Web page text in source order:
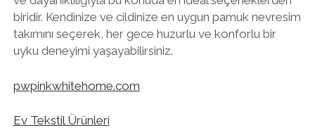
biridir. Kendinize ve cildinize en uygun pamuk nevresim
takımını seçerek, her gece huzurlu ve konforlu bir
uyku deneyimi yaşayabilirsiniz.
pwpinkwhitehome.com
Ev Tekstil Ürünleri